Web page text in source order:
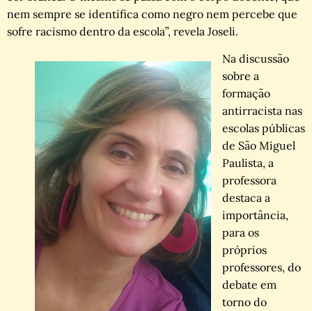
nem sempre se identifica como negro nem percebe que
sofre racismo dentro da escola”, revela Joseli.
Na discussão
sobre a
formação
antirracista nas
escolas públicas
de São Miguel
Paulista, a
professora
destaca a
importância,
para os
próprios
professores, do
debate em
torno do